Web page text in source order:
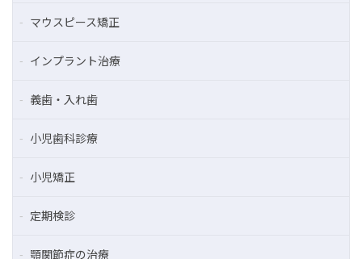
マウスピース矯正
インプラント治療
義歯・入れ歯
小児歯科診療
小児矯正
定期検診
顎関節症の治療